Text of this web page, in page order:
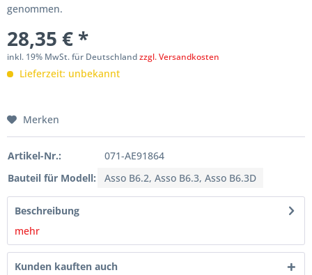
genommen.
28,35 € *
inkl. 19% MwSt. für Deutschlandzzgl. Versandkosten
Lieferzeit: unbekannt
Merken
Artikel-Nr.:
071-AE91864
Bauteil für Modell:
Asso B6.2, Asso B6.3, Asso B6.3D
Beschreibung
mehr
Kunden kauften auch